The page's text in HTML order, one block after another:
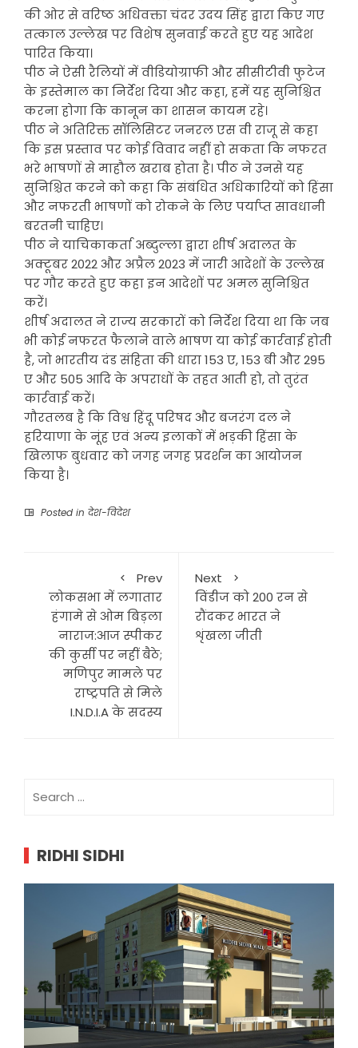
की ओर से वरिष्ठ अधिवक्ता चंदर उदय सिंह द्वारा किए गए
तत्काल उल्लेख पर विशेष सुनवाई करते हुए यह आदेश
पारित किया।
पीठ ने ऐसी रैलियों में वीडियोग्राफी और सीसीटीवी फुटेज
के इस्तेमाल का निर्देश दिया और कहा, हमें यह सुनिश्चित
करना होगा कि कानून का शासन कायम रहे।
पीठ ने अतिरिक्त सॉलिसिटर जनरल एस वी राजू से कहा
कि इस प्रस्ताव पर कोई विवाद नहीं हो सकता कि नफरत
भरे भाषणों से माहौल खराब होता है। पीठ ने उनसे यह
सुनिश्चित करने को कहा कि संबंधित अधिकारियों को हिंसा
और नफरती भाषणों को रोकने के लिए पर्याप्त सावधानी
बरतनी चाहिए।
पीठ ने याचिकाकर्ता अब्दुल्ला द्वारा शीर्ष अदालत के
अक्टूबर 2022 और अप्रैल 2023 में जारी आदेशों के उल्लेख
पर गौर करते हुए कहा इन आदेशों पर अमल सुनिश्चित
करें।
शीर्ष अदालत ने राज्य सरकारों को निर्देश दिया था कि जब
भी कोई नफरत फैलाने वाले भाषण या कोई कार्रवाई होती
है, जो भारतीय दंड संहिता की धारा 153 ए, 153 बी और 295
ए और 505 आदि के अपराधों के तहत आती हो, तो तुरंत
कार्रवाई करें।
गौरतलब है कि विश्व हिंदू परिषद और बजरंग दल ने
हरियाणा के नूंह एवं अन्य इलाकों में भड़की हिंसा के
खिलाफ बुधवार को जगह जगह प्रदर्शन का आयोजन
किया है।
Posted in देश-विदेश
Prev
लोकसभा में लगातार
हंगामे से ओम बिड़ला
नाराज:आज स्पीकर
की कुर्सी पर नहीं बैठे;
मणिपुर मामले पर
राष्ट्रपति से मिले
I.N.D.I.A के सदस्य
Next
विंडीज को 200 रन से
रौंदकर भारत ने
शृंखला जीती
for:
RIDHI SIDHI